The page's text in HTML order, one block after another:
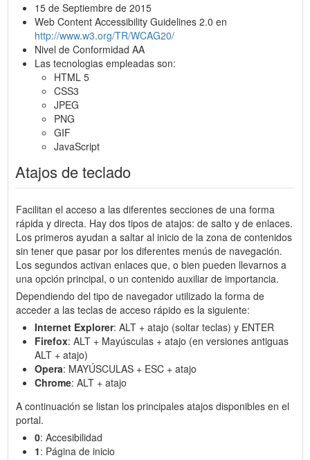
15 de Septiembre de 2015
Web Content Accessibility Guidelines 2.0 en
http://www.w3.org/TR/WCAG20/
Nivel de Conformidad AA
Las tecnologias empleadas son:
HTML 5
CSS3
JPEG
PNG
GIF
JavaScript
Atajos de teclado
Facilitan el acceso a las diferentes secciones de una forma
rápida y directa. Hay dos tipos de atajos: de salto y de enlaces.
Los primeros ayudan a saltar al inicio de la zona de contenidos
sin tener que pasar por los diferentes menús de navegación.
Los segundos activan enlaces que, o bien pueden llevarnos a
una opción principal, o un contenido auxiliar de importancia.
Dependiendo del tipo de navegador utilizado la forma de
acceder a las teclas de acceso rápido es la siguiente:
Internet Explorer: ALT + atajo (soltar teclas) y ENTER
Firefox: ALT + Mayúsculas + atajo (en versiones antiguas
ALT + atajo)
Opera: MAYÚSCULAS + ESC + atajo
Chrome: ALT + atajo
A continuación se listan los principales atajos disponibles en el
portal.
0: Accesibilidad
1: Página de inicio